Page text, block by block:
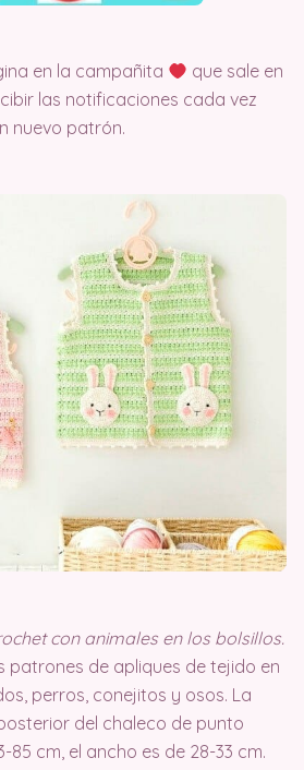
en la campañita
que sale en
las notificaciones cada vez
nuevo patrón.
con animales en los bolsillos.
patrones de apliques de tejido en
perros, conejitos y osos. La
del chaleco de punto
85 cm, el ancho es de 28-33 cm.